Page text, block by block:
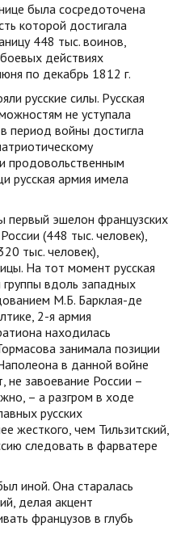
была сосредоточена
которой достигала
448 тыс. воинов,
действиях
по декабрь 1812 г.
русские силы. Русская
не уступала
период войны достигла
продовольственным
русская армия имела
первый эшелон французских
(448 тыс. человек),
тыс. человек),
На тот момент русская
вдоль западных
М.Б. Барклая-де
2-я армия
находилась
занимала позиции
в данной войне
не завоевание России –
– а разгром в ходе
русских
жесткого, чем Тильзитский,
следовать в фарватере
иной. Она старалась
делая акцент
французов в глубь